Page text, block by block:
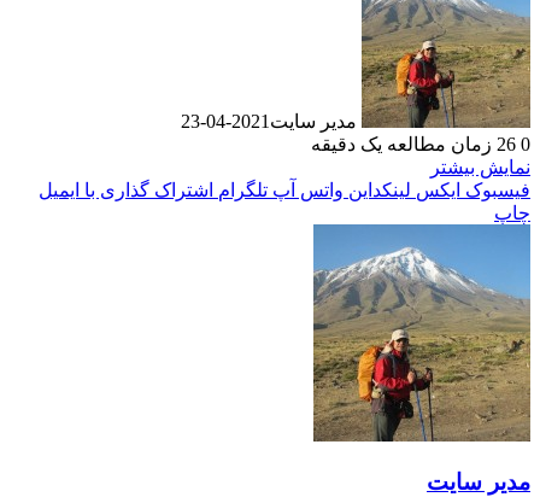
مدیر سایت 2021-04-23
0
زمان مطالعه یک دقیقه
نمایش بیشتر
فیسبوک ایکس لینکداین واتس آپ تلگرام اشتراک گذاری با ایمیل
چاپ
مدیر سایت